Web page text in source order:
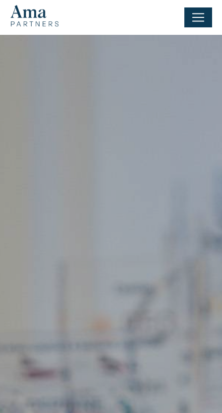
Panneau de gestion des cookies